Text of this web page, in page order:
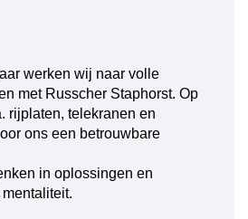
werken wij naar volle
met Russcher Staphorst. Op
rijplaten, telekranen en
ons een betrouwbare
in oplossingen en